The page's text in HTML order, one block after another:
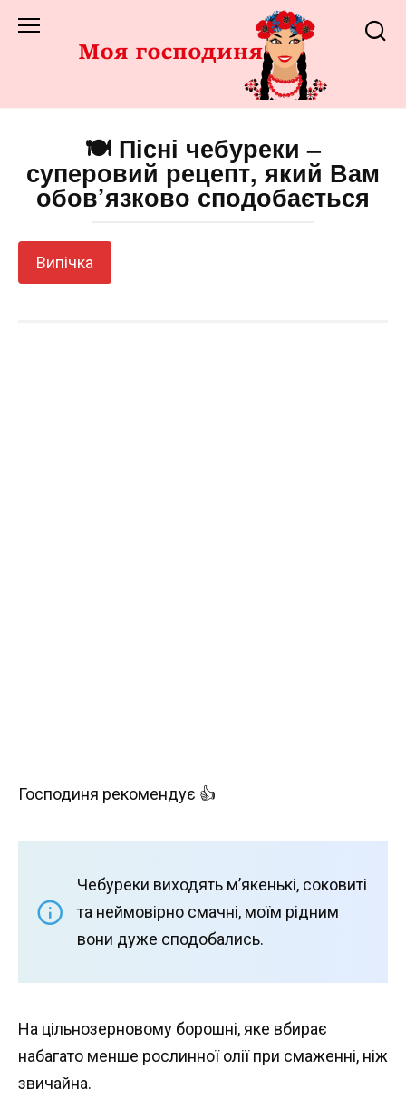
до
🍽️ Пісні чебуреки –
суперовий рецепт, який Вам
обов’язково сподобається
Випічка
Господиня рекомендує 👍
Чебуреки виходять м’якенькі, соковиті
та неймовірно смачні, моїм рідним
вони дуже сподобались.
На цільнозерновому борошні, яке вбирає
набагато менше рослинної олії при смаженні, ніж
звичайна.